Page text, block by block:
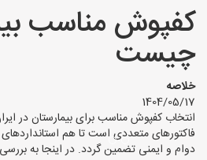
استان هاکفپوش مناسب
چیست
خلاصه
1404/05/17
انتخاب کفپوش مناسب برای بیمارستان در
فاکتورهای متعددی است تا هم
دوام و ایمنی تضمین گردد. در اینجا به